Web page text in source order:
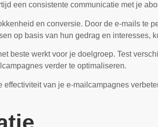
een consistente communicatie met je
en conversie. Door de e-mails te
op basis van hun gedrag en interesses,
beste werkt voor je doelgroep. Test
verder te optimaliseren.
van je e-mailcampagnes